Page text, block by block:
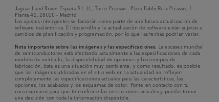
Jaguar Land Rover España S.L.U., Torre Picasso - Plaza Pablo Ruiz Picasso, 1 -
Planta 42, 28020 - Madrid
Los ajustes inteligentes se lanzarán como parte de una futura actualización de
software inalámbrica. El desarrollo y la actualización de software están sujetos a
cambios de planificación y programación, por lo que las fechas podrían variar.
Nota importante sobre las imágenes y las especificaciones. La escasez mundial
de semiconductores está afectando actualmente a las especificaciones de cada
modelo de vehículo, la disponibilidad de opciones y los tiempos de
fabricación. Esta es una situación muy cambiante, y como resultado, es posible
que las imágenes utilizadas en el sitio web en la actualidad no reflejen
completamente las especificaciones actuales para las características, las
opciones, los acabados y los esquemas de color. Ponte en contacto con tu
concesionario para que te confirme las restricciones actuales y puedas tomar
una decisión con toda la información disponible.